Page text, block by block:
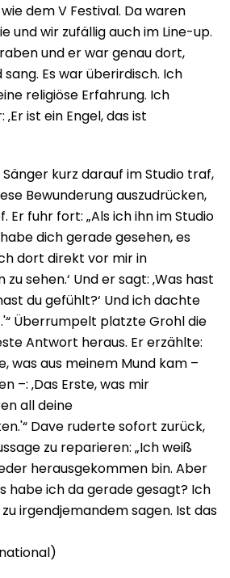
dem V Festival. Da waren
und wir zufällig auch im Line-up.
und er war genau dort,
Es war überirdisch. Ich
religiöse Erfahrung. Ich
ist ein Engel, das ist
kurz darauf im Studio traf,
Bewunderung auszudrücken,
Er fuhr fort: „Als ich ihn im Studio
dich gerade gesehen, es
dort direkt vor mir in
sehen.‘ Und er sagt: ‚Was hast
du gefühlt?‘ Und ich dachte
Überrumpelt platzte Grohl die
Antwort heraus. Er erzählte:
was aus meinem Mund kam –
–: ‚Das Erste, was mir
all deine
Dave ruderte sofort zurück,
zu reparieren: „Ich weiß
herausgekommen bin. Aber
habe ich da gerade gesagt? Ich
irgendjemandem sagen. Ist das